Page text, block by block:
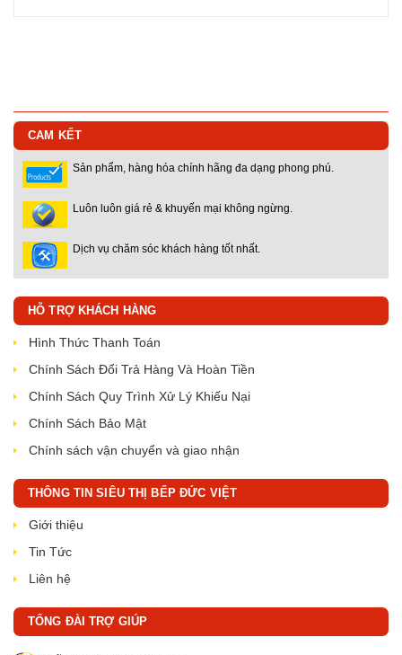
CAM KẾT
Sản phẩm, hàng hóa chính hãng đa dạng phong phú.
Luôn luôn giá rẻ & khuyến mại không ngừng.
Dịch vụ chăm sóc khách hàng tốt nhất.
HỖ TRỢ KHÁCH HÀNG
Hình Thức Thanh Toán
Chính Sách Đổi Trả Hàng Và Hoàn Tiền
Chính Sách Quy Trình Xử Lý Khiếu Nại
Chính Sách Bảo Mật
Chính sách vận chuyển và giao nhận
THÔNG TIN SIÊU THỊ BẾP ĐỨC VIỆT
Giới thiệu
Tin Tức
Liên hệ
TỔNG ĐÀI TRỢ GIÚP